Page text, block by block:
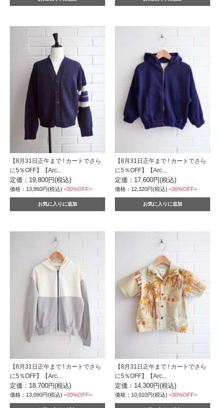
【8月31日正午まで ! カートでさら
に5％OFF】【Arc...
定価：19,800円(税込)
価格：13,860円(税込) <30%OFF>
【8月31日正午まで ! カートでさら
に5％OFF】【Arc...
定価：17,600円(税込)
価格：12,320円(税込)<30%OFF>
【8月31日正午まで ! カートでさら
に5％OFF】【Arc...
定価：18,700円(税込)
価格：13,090円(税込) <30%OFF>
【8月31日正午まで ! カートでさら
に5％OFF】【Arc...
定価：14,300円(税込)
価格：10,010円(税込)<30%OFF>